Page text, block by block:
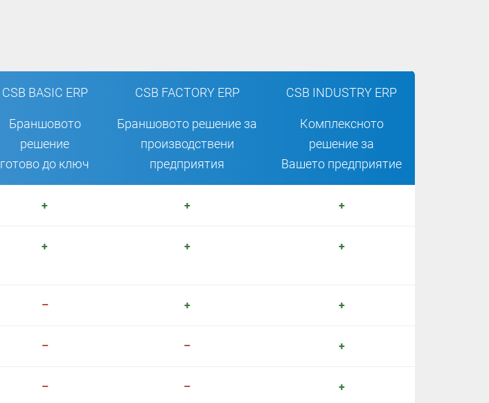
CSB BASIC ERP
Браншовото
решение
готово до ключ
CSB FACTORY ERP
Браншовото решение за
производствени
предприятия
CSB INDUSTRY ERP
Комплексното
решение за
Вашето предприятие
+ + +
+ + +
– + +
– – +
– – +